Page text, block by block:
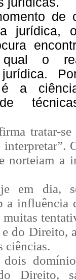
de
jurídica,
qual o
é a
tratar-se
norteiam a
em dia,
a influência
do Direito,
ciências.
dois
Direito,